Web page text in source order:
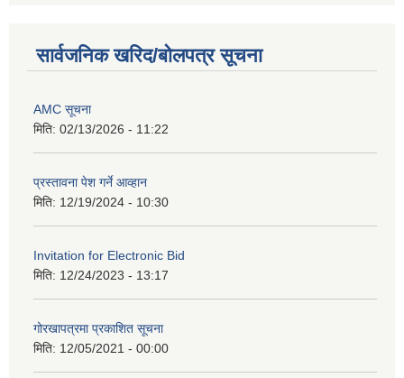
सार्वजनिक खरिद/बोलपत्र सूचना
AMC सूचना
मिति: 02/13/2026 - 11:22
प्रस्तावना पेश गर्ने आव्हान
मिति: 12/19/2024 - 10:30
Invitation for Electronic Bid
मिति: 12/24/2023 - 13:17
गोरखापत्रमा प्रकाशित सूचना
मिति: 12/05/2021 - 00:00